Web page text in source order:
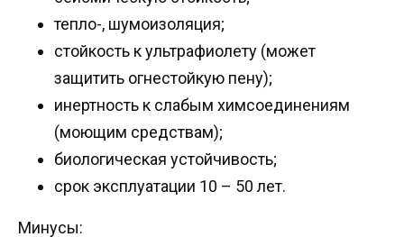
тепло-, шумоизоляция;
стойкость к ультрафиолету (может
защитить огнестойкую пену);
инертность к слабым химсоединениям
(моющим средствам);
биологическая устойчивость;
срок эксплуатации 10 – 50 лет.
Минусы: